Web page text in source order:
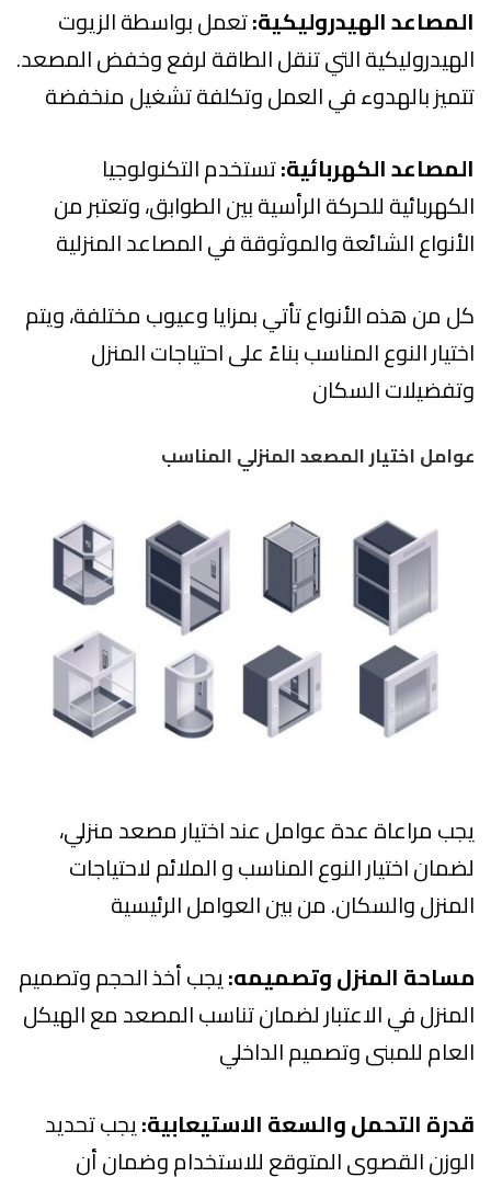
المصاعد الهيدروليكية:تعمل بواسطة الزيوت
الهيدروليكية التي تنقل الطاقة لرفع وخفض المصعد.
تتميز بالهدوء في العمل وتكلفة تشغيل منخفضة
المصاعد الكهربائية:تستخدم التكنولوجيا
الكهربائية للحركة الرأسية بين الطوابق، وتعتبر من
الأنواع الشائعة والموثوقة في المصاعد المنزلية
كل من هذه الأنواع تأتي بمزايا وعيوب مختلفة، ويتم
اختيار النوع المناسب بناءً على احتياجات المنزل
وتفضيلات السكان
عوامل اختيار المصعد المنزلي المناسب
يجب مراعاة عدة عوامل عند اختيار مصعد منزلي،
لضمان اختيار النوع المناسب و الملائم لاحتياجات
المنزل والسكان. من بين العوامل الرئيسية
مساحة المنزل وتصميمه:يجب أخذ الحجم وتصميم
المنزل في الاعتبار لضمان تناسب المصعد مع الهيكل
العام للمبنى وتصميم الداخلي
قدرة التحمل والسعة الاستيعابية:يجب تحديد
الوزن القصوى المتوقع للاستخدام وضمان أن